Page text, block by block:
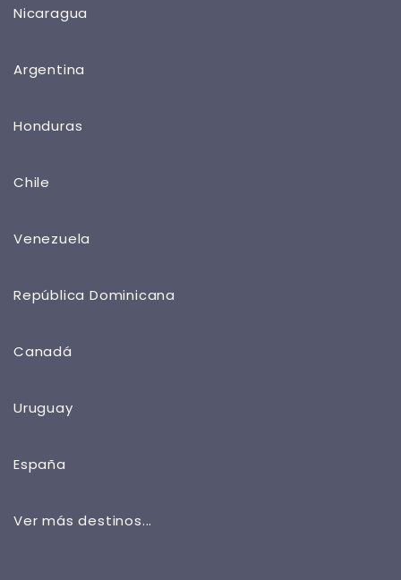
Nicaragua
Argentina
Honduras
Chile
Venezuela
República Dominicana
Canadá
Uruguay
España
Ver más destinos...